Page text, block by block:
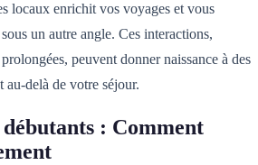
locaux enrichit vos voyages et vous
un autre angle. Ces interactions,
peuvent donner naissance à des
au-delà de votre séjour.
: Comment